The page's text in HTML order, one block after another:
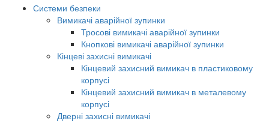
Системи безпеки
Вимикачі аварійної зупинки
Тросові вимикачі аварійної зупинки
Кнопкові вимикачі аварійної зупинки
Кінцеві захисні вимикачі
Кінцевий захисний вимикач в пластиковому
корпусі
Кінцевий захисний вимикач в металевому
корпусі
Дверні захисні вимикачі